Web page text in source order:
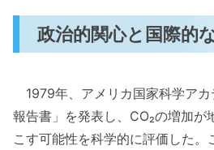
政治的関心と国際的
1979年、アメリカ国家科学アカ
報告書」を発表し、CO₂の増加が
こす可能性を科学的に評価した。